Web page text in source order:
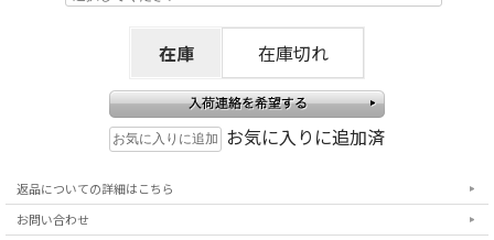
在庫 在庫切れ
お気に入りに追加済
返品についての詳細はこちら
お問い合わせ